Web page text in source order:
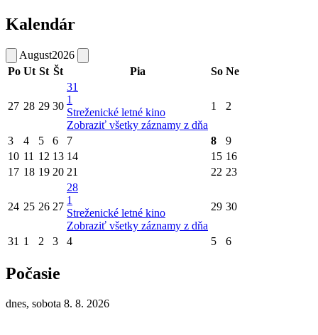
Kalendár
August2026
Po Ut St Št Pia So Ne
27 28 29 30
31
1
Streženické letné kino
Zobraziť všetky záznamy z dňa
1 2
3 4 5 6 7 8
9
10 11 12 13 14 15 16
17 18 19 20 21 22 23
24 25 26 27
28
1
Streženické letné kino
Zobraziť všetky záznamy z dňa
29 30
31 1 2 3 4 5 6
Počasie
dnes, sobota 8. 8. 2026